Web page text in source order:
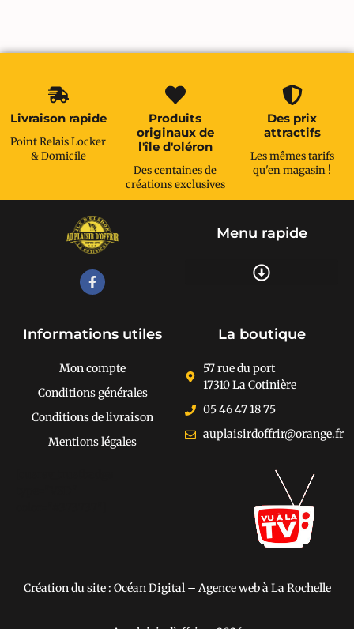
Livraison rapide
Point Relais Locker
& Domicile
Produits
originaux de
l'île d'oléron
Des centaines de
créations exclusives
Des prix
attractifs
Les mêmes tarifs
qu'en magasin !
Menu rapide
Informations utiles
Mon compte
Conditions générales
Conditions de livraison
Mentions légales
La boutique
57 rue du port
17310 La Cotinière
05 46 47 18 75
auplaisirdoffrir@orange.fr
Création du site : Océan Digital – Agence web à La Rochelle